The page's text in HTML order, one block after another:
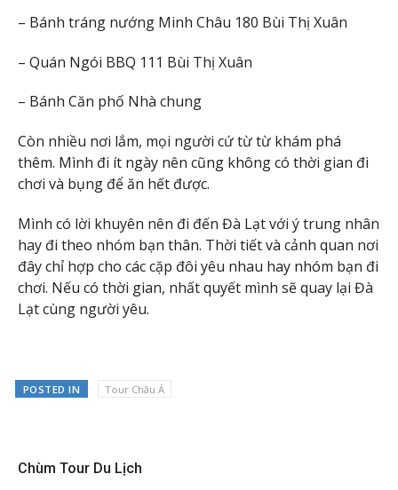
– Bánh tráng nướng Minh Châu 180 Bùi Thị Xuân
– Quán Ngói BBQ 111 Bùi Thị Xuân
– Bánh Căn phố Nhà chung
Còn nhiều nơi lắm, mọi người cứ từ từ khám phá
thêm. Mình đi ít ngày nên cũng không có thời gian đi
chơi và bụng để ăn hết được.
Mình có lời khuyên nên đi đến Đà Lạt với ý trung nhân
hay đi theo nhóm bạn thân. Thời tiết và cảnh quan nơi
đây chỉ hợp cho các cặp đôi yêu nhau hay nhóm bạn đi
chơi. Nếu có thời gian, nhất quyết mình sẽ quay lại Đà
Lạt cùng người yêu.
POSTED IN Tour Châu Á
Chùm Tour Du Lịch